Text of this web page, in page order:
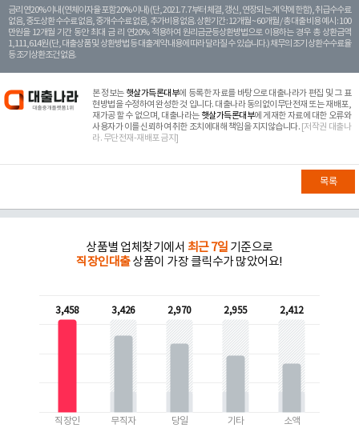
금리 연20% 이내 (연체이자율 포함 20% 이내) (단, 2021. 7. 7부터 체결, 갱신, 연장되는 계 약에 한함), 취급수수료
없음, 중도상환 수수료 없음, 중개수수료 없음, 추가비용 없음. 상환기간 : 12개월 ~ 60개월 / 총 대출 비용 예시 : 100
만원을 12개월 기간 동안 최대 금 리 연20% 적용하여 원리금균등상환방법으로 이용하는 경우 총 상환금액
1,111,614원 (단, 대출상품 및 상환방법 등 대출계약 내용에 따라 달라질 수 있습니다.) 채무의 조기 상환수수료율
등 조기상환조건 없음.
본 정보는 햇살가득론대부에 등록한 자료를 바탕으로 대출나라가 편집 및 그 표
현방법을 수정하여 완성한 것 입니다. 대출나라 동의없이무단전재 또는 재배포,
재가공 할 수 없으며, 대출나라는 햇살가득론대부에 게재한 자료에 대한 오류와
사용자가 이를 신뢰하여 취한 조치에대해 책임을 지지않습니다. [저작권 대출나
라. 무단전재-재배포 금지]
목록
상품별 업체찾기에서 최근 7일 기준으로
직장인대출상품이 가장 클릭수가 많았어요!
3,458
직장인
3,426
무직자
2,970
당일
2,955
기타
2,412
소액